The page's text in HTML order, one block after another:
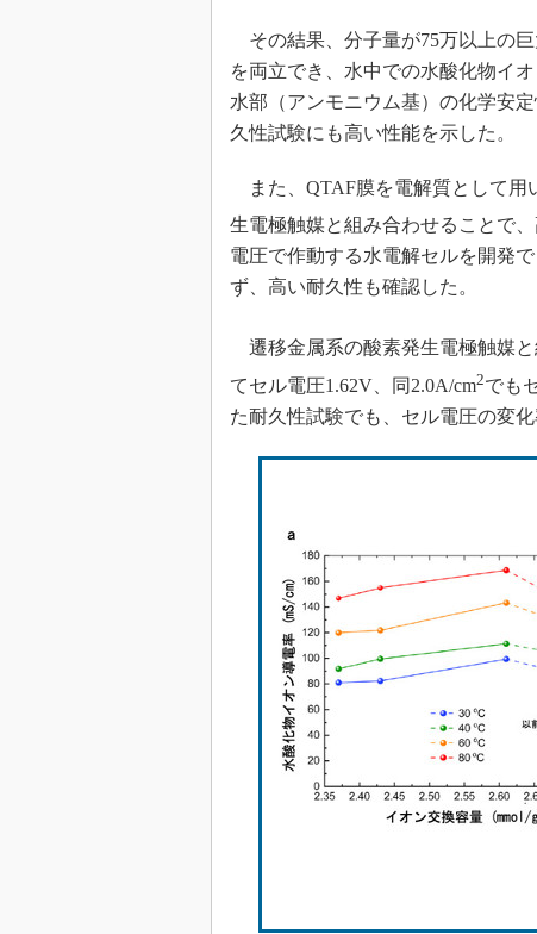
その結果、分子量が75万以上の
を両立でき、水中での水酸化物イ
水部（アンモニウム基）の化学安
久性試験にも高い性能を示した。
また、QTAF膜を電解質として用
生電極触媒と組み合わせることで
電圧で作動する水電解セルを開発
ず、高い耐久性も確認した。
遷移金属系の酸素発生電極触媒
てセル電圧1.62V、同2.0A/cm2でも
た耐久性試験でも、セル電圧の変化